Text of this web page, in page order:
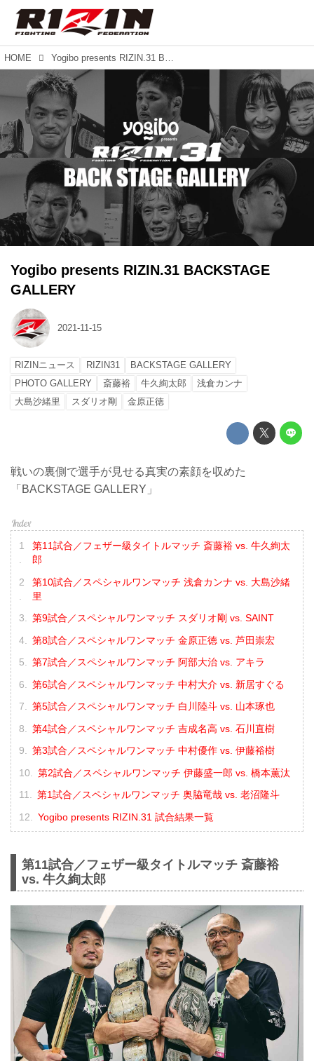
HOME Yogibo presents RIZIN.31 BACKSTAGE GALLERY
Yogibo presents RIZIN.31 BACKSTAGE
GALLERY
2021-11-15
RIZINニュース RIZIN31
BACKSTAGE GALLERY
PHOTO GALLERY
斎藤裕 牛久絢太郎
浅倉カンナ
大島沙緒里
スダリオ剛 金原正徳
戦いの裏側で選手が見せる真実の素顔を収めた
「BACKSTAGE GALLERY」
第11試合／フェザー級タイトルマッチ 斎藤裕 vs. 牛久絢太
郎
第10試合／スペシャルワンマッチ 浅倉カンナ vs. 大島沙緒
里
第9試合／スペシャルワンマッチ スダリオ剛 vs. SAINT
第8試合／スペシャルワンマッチ 金原正徳 vs. 芦田崇宏
第7試合／スペシャルワンマッチ 阿部大治 vs. アキラ
第6試合／スペシャルワンマッチ 中村大介 vs. 新居すぐる
第5試合／スペシャルワンマッチ 白川陸斗 vs. 山本琢也
第4試合／スペシャルワンマッチ 吉成名高 vs. 石川直樹
第3試合／スペシャルワンマッチ 中村優作 vs. 伊藤裕樹
第2試合／スペシャルワンマッチ 伊藤盛一郎 vs. 橋本薫汰
第1試合／スペシャルワンマッチ 奥脇竜哉 vs. 老沼隆斗
Yogibo presents RIZIN.31 試合結果一覧
第11試合／フェザー級タイトルマッチ 斎藤裕
vs. 牛久絢太郎